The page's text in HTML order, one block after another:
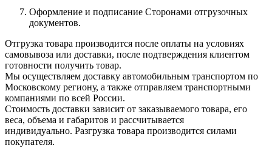
Оформление и подписание Сторонами отгрузочных
документов.
Отгрузка товара производится после оплаты на условиях
самовывоза или доставки, после подтверждения клиентом
готовности получить товар.
Мы осуществляем доставку автомобильным транспортом по
Московскому региону, а также отправляем транспортными
компаниями по всей России.
Стоимость доставки зависит от заказываемого товара, его
веса, объема и габаритов и рассчитывается
индивидуально. Разгрузка товара производится силами
покупателя.